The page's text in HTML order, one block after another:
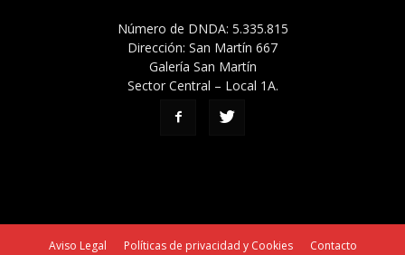
Número de DNDA: 5.335.815
Dirección: San Martín 667
Galería San Martín
Sector Central – Local 1A.
Aviso Legal Políticas de privacidad y Cookies Contacto